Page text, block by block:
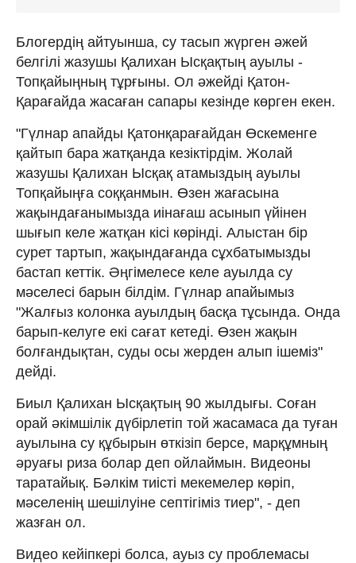
Блогердің айтуынша, су тасып жүрген әжей
белгілі жазушы Қалихан Ысқақтың ауылы -
Топқайыңның тұрғыны. Ол әжейді Қатон-
Қарағайда жасаған сапары кезінде көрген екен.
"Гүлнар апайды Қатонқарағайдан Өскеменге
қайтып бара жатқанда кезіктірдім. Жолай
жазушы Қалихан Ысқақ атамыздың ауылы
Топқайыңға соққанмын. Өзен жағасына
жақындағанымызда иінағаш асынып үйінен
шығып келе жатқан кісі көрінді. Алыстан бір
сурет тартып, жақындағанда сұхбатымызды
бастап кеттік. Әңгімелесе келе ауылда су
мәселесі барын білдім. Гүлнар апайымыз
"Жалғыз колонка ауылдың басқа тұсында. Онда
барып-келуге екі сағат кетеді. Өзен жақын
болғандықтан, суды осы жерден алып ішеміз"
дейді.
Биыл Қалихан Ысқақтың 90 жылдығы. Соған
орай әкімшілік дүбірлетіп той жасамаса да туған
ауылына су құбырын өткізіп берсе, марқұмның
әруағы риза болар деп ойлаймын. Видеоны
таратайық. Бәлкім тиісті мекемелер көріп,
мәселенің шешілуіне септігіміз тиер", - деп
жазған ол.
Видео кейіпкері болса, ауыз су проблемасы